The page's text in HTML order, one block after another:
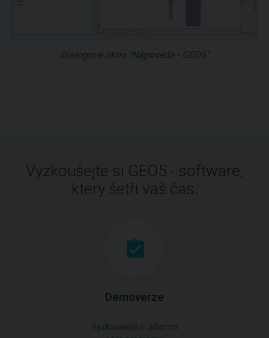
Dialogové okno "Nápověda - GEO5"
Vyzkoušejte si GEO5 - software,
který šetří váš čas.
Demoverze